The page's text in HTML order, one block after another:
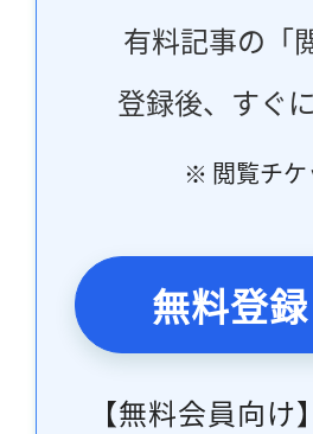
有料記事の「
登録後、すぐ
※ 閲覧チケ
無料登
【無料会員向